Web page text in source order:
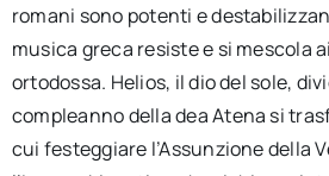
romani sono potenti e
musica greca resiste e si mescola
ortodossa. Helios, il dio del sole,
compleanno della dea Atena si
cui festeggiare l’Assunzione della